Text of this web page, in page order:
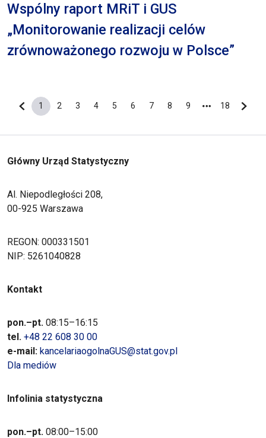
Wspólny raport MRiT i GUS
„Monitorowanie realizacji celów
zrównoważonego rozwoju w Polsce”
Poprzednia strona
Bieżąca strona
1
Strona
2
Strona
3
Strona
4
Strona
5
Strona
6
Strona
7
Strona
8
Strona
9
Ostatnia
18
Główny Urząd Statystyczny
Al. Niepodległości 208,
00-925 Warszawa
REGON: 000331501
NIP: 5261040828
Kontakt
pon.–pt. 08:15–16:15
tel. +48 22 608 30 00
e-mail: kancelariaogolnaGUS@stat.gov.pl
Dla mediów
Infolinia statystyczna
pon.–pt. 08:00–15:00